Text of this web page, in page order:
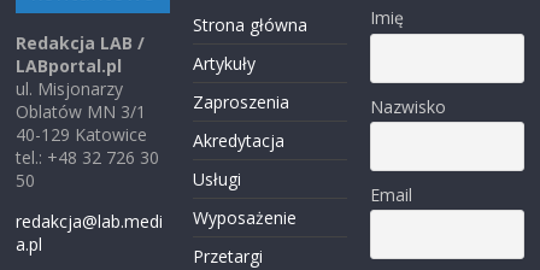
Redakcja LAB /
LABportal.pl
ul. Misjonarzy
Oblatów MN 3/1
40-129 Katowice
tel.: +48 32 726 30
50
redakcja@lab.medi
a.pl
Strona główna
Artykuły
Zaproszenia
Akredytacja
Usługi
Wyposażenie
Przetargi
Imię
Nazwisko
Email